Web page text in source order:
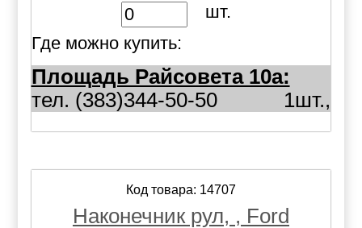
шт.
Где можно купить:
Площадь Райсовета 10а:
1шт.,
тел. (383)344-50-50
Код товара: 14707
Наконечник рул, , Ford